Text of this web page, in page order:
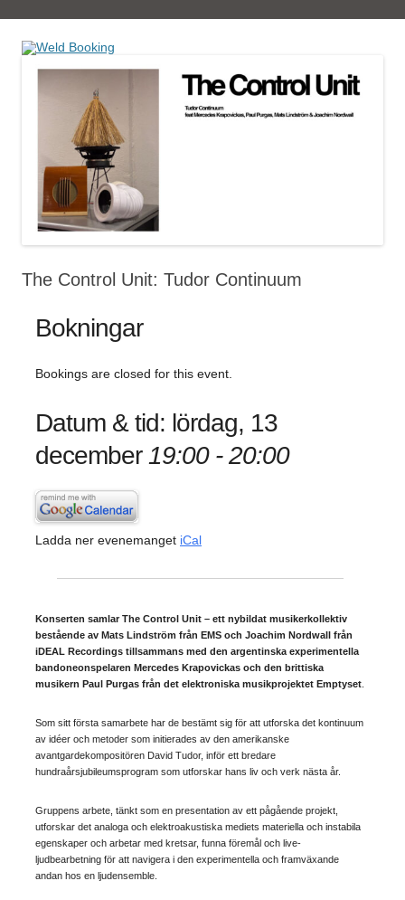
The Control Unit: Tudor Continuum
Bokningar
Bookings are closed for this event.
Datum & tid: lördag, 13
december 19:00 - 20:00
Ladda ner evenemanget iCal
Konserten samlar The Control Unit – ett nybildat musikerkollektiv
bestående av Mats Lindström från EMS och Joachim Nordwall från
iDEAL Recordings tillsammans med den argentinska experimentella
bandoneonspelaren Mercedes Krapovickas och den brittiska
musikern Paul Purgas från det elektroniska musikprojektet Emptyset
Som sitt första samarbete har de bestämt sig för att utforska det kontinuum
av idéer och metoder som initierades av den amerikanske
avantgardekompositören David Tudor, inför ett bredare
hundraårsjubileumsprogram som utforskar hans liv och verk nästa år.
Gruppens arbete, tänkt som en presentation av ett pågående projekt,
utforskar det analoga och elektroakustiska mediets materiella och instabila
egenskaper och arbetar med kretsar, funna föremål och live-
ljudbearbetning för att navigera i den experimentella och framväxande
andan hos en ljudensemble.